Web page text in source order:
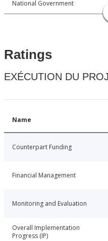
National Government
Ratings
EXÉCUTION DU
Name
Counterpart Funding
Financial Management
Monitoring and Evaluation
Overall Implementation
Progress (IP)